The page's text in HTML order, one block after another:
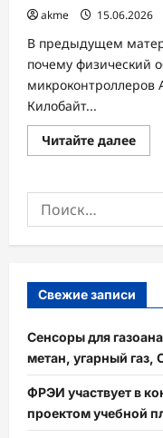
akme 15.06.2026
В предыдущем
почему физический
микроконтроллеров
Килобайт...
Читайте далее
без
32
с
RLE
и
Найти:
Свежие записи
Сенсоры для
метан, угарный газ,
ФРЭИ участвует в
проектом учебной